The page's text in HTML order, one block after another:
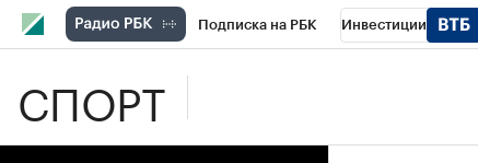
Подписка на РБК Инвестиции
СПОРТ